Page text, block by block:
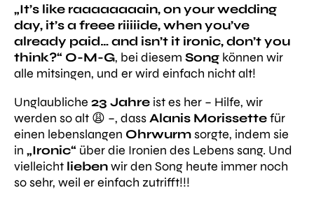
„It’s like raaaaaaaain, on your wedding
day, it’s a freee riiiiide, when you’ve
already paid… and isn’t it ironic, don’t you
think?“ O-M-G, bei diesem Song können wir
alle mitsingen, und er wird einfach nicht alt!
Unglaubliche 23 Jahre ist es her – Hilfe, wir
werden so alt 😩 –, dassAlanis Morissettefür
einen lebenslangen Ohrwurmsorgte, indem sie
in „Ironic“ über die Ironien des Lebens sang. Und
vielleicht liebenwir den Song heute immer noch
so sehr, weil er einfach zutrifft!!!